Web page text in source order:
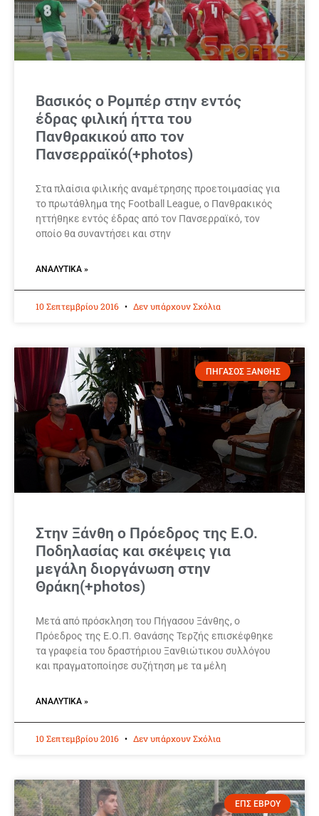
Βασικός ο Ρομπέρ στην εντός
έδρας φιλική ήττα του
Πανθρακικού απο τον
Πανσερραϊκό(+photos)
Στα πλαίσια φιλικής αναμέτρησης προετοιμασίας για
το πρωτάθλημα της Football League, ο Πανθρακικός
ηττήθηκε εντός έδρας από τον Πανσερραϊκό, τον
οποίο θα συναντήσει και στην
ΑΝΑΛΥΤΙΚΆ »
10 Σεπτεμβρίου 2016 Δεν υπάρχουν Σχόλια
ΠΗΓΑΣΟΣ ΞΑΝΘΗΣ
Στην Ξάνθη ο Πρόεδρος της Ε.Ο.
Ποδηλασίας και σκέψεις για
μεγάλη διοργάνωση στην
Θράκη(+photos)
Μετά από πρόσκληση του Πήγασου Ξάνθης, ο
Πρόεδρος της Ε.Ο.Π. Θανάσης Τερζής επισκέφθηκε
τα γραφεία του δραστήριου Ξανθιώτικου συλλόγου
και πραγματοποίησε συζήτηση με τα μέλη
ΑΝΑΛΥΤΙΚΆ »
10 Σεπτεμβρίου 2016 Δεν υπάρχουν Σχόλια
ΕΠΣ ΕΒΡΟΥ